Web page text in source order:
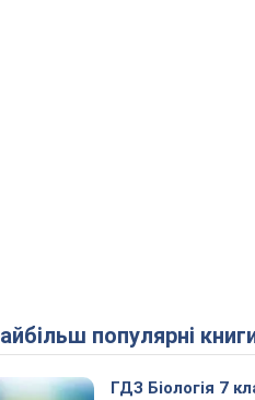
Найбільш популярні
ГДЗ Біологія 7